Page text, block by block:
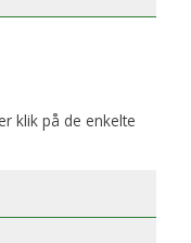
klik på de enkelte